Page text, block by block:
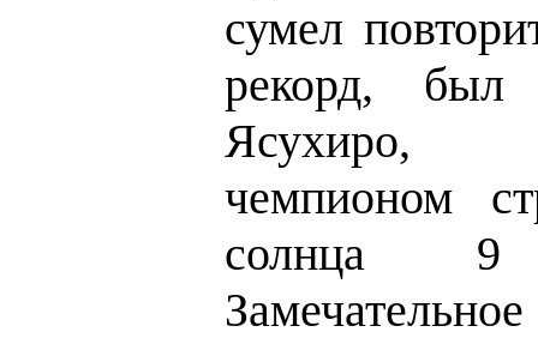
сумел
рекорд, был
Ясухиро,
чемпионом
солнца